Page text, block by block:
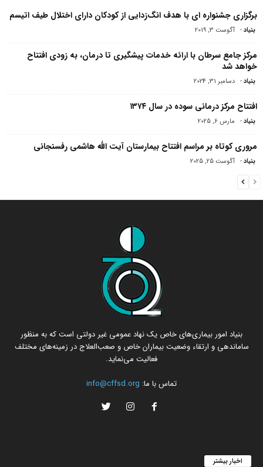
برگزاری جشنواره ای با هدف انگ‌زدایی از کودکان دارای اختلال طیف اتیسم
بنیاد- آگوست 3, 2019
مرکز جامع سرطان با ارائه خدمات پیشگیری تا درمان، به زودی افتتاح
خواهد شد
بنیاد- دسامبر 31, 2024
افتتاح مرکز درمانی سوده در سال ۱۳۷۴
بنیاد- مارس 6, 2025
مروری کوتاه بر مراسم افتتاح بیمارستان آیت الله هاشمی‌ رفسنجانی
بنیاد- آگوست 25, 2025
بنیاد امور بیماری‌های خاص یک نهاد عمومی غیر دولتی است که به منظور
ساماندهی و ارتقاء وضعیت بیماران خاص و صعب‌العلاج در زمینه‌های مختلف
فعالیت می‌نماید.
تماس با ما: info@cffsd.org
اخبار بیشتر